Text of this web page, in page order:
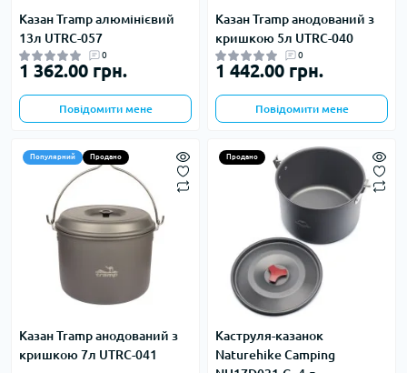
Казан Tramp алюмінієвий
13л UTRC-057
0
1 362.00 грн.
Повідомити мене
Казан Tramp анодований з
кришкою 5л UTRC-040
0
1 442.00 грн.
Повідомити мене
Популярний Продано
Казан Tramp анодований з
кришкою 7л UTRC-041
Продано
Каструля-казанок
Naturehike Camping